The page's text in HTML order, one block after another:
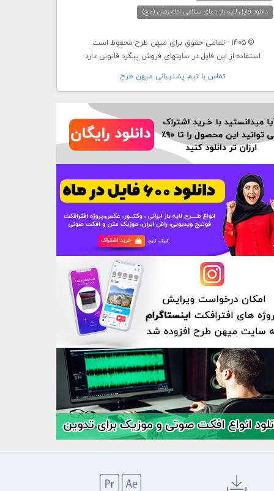
دانلود فایل لایه باز دعای سلامی امام زمان (عج)
© 1405 - تمامی حقوق برای میهن طرح محفوظ است.
استفاده از این فایل در سایتهای فروش پیگرد قانونی دارد
تماس با تيم پشتيبانی ميهن طرح